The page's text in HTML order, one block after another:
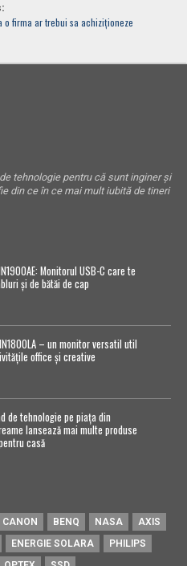
o firma ar trebui sa achiziționeze
tehnologie pentru că sunt inginer și
din ce în ce mai mult iubită de tineri
Monitorul USB-C care te
și de bătăi de cap
– un monitor versatil util
office și creative
de tehnologie pe piața din
lansează mai multe produse
casă
CANON BENQ NASA
AXIS
ENERGIE SOLARA
PHILIPS